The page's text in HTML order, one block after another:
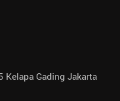
Kelapa Gading Jakarta